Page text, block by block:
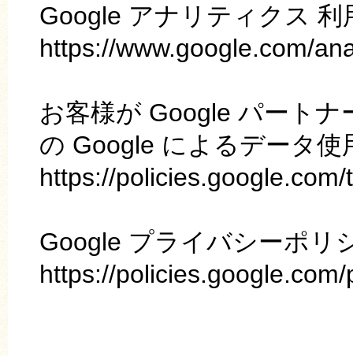
Google アナリティクス 利
https://www.google.com/
お客様が Google パート
の Google によるデータ使
https://
Google プライバシーポリ
https://